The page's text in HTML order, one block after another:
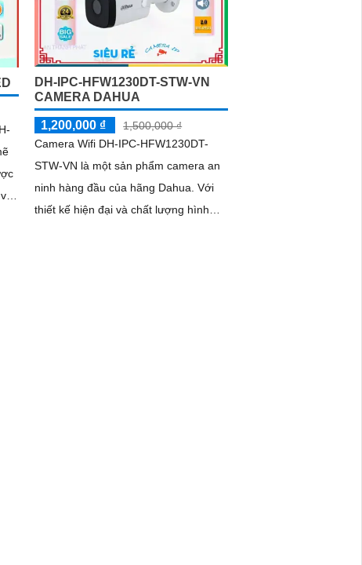
DH-IPC-HFW1230DT-STW-VN
CAMERA DAHUA
1,200,000 ₫
1,500,000 ₫
Camera Wifi DH-IPC-HFW1230DT-
STW-VN là một sản phẩm camera an
ninh hàng đầu của hãng Dahua. Với
thiết kế hiện đại và chất lượng hình